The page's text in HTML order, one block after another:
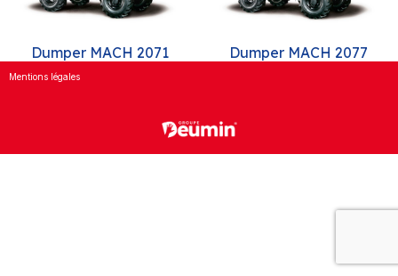
Dumper MACH 2071 Dumper MACH 2077
Mentions légales